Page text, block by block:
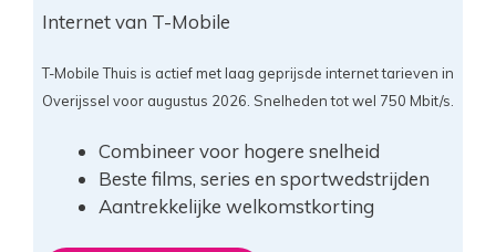
Internet van T-Mobile
T-Mobile Thuis is actief met laag geprijsde internet tarieven in
Overijssel voor augustus 2026. Snelheden tot wel 750 Mbit/s.
Combineer voor hogere snelheid
Beste films, series en sportwedstrijden
Aantrekkelijke welkomstkorting